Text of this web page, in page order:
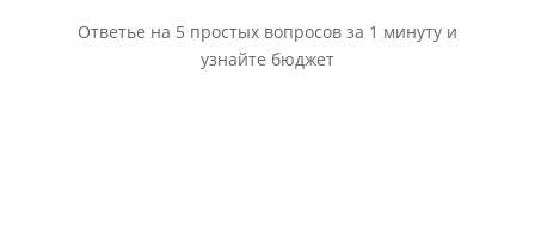
Ответье на 5 простых вопросов за 1 минуту и
узнайте бюджет